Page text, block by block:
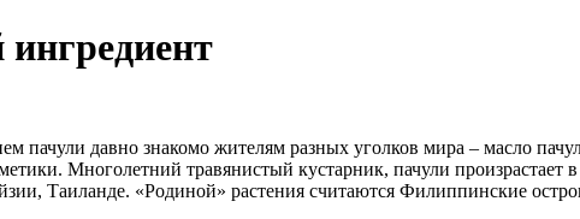
пачули давно знакомо жителям разных уголков мира – масло
Многолетний травянистый кустарник, пачули произрастает
Таиланде. «Родиной» растения считаются Филиппинские